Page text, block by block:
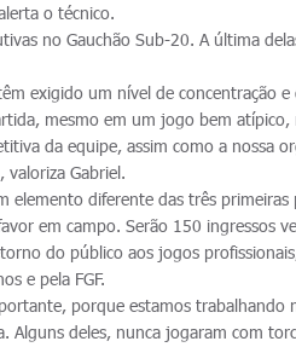
o técnico.
no Gauchão Sub-20. A última
exigido um nível de concentração
mesmo em um jogo bem
da equipe, assim como a nossa
Gabriel.
elemento diferente das três
em campo. Serão 150 ingressos
do público aos jogos
e pela FGF.
porque estamos trabalhando
deles, nunca jogaram com